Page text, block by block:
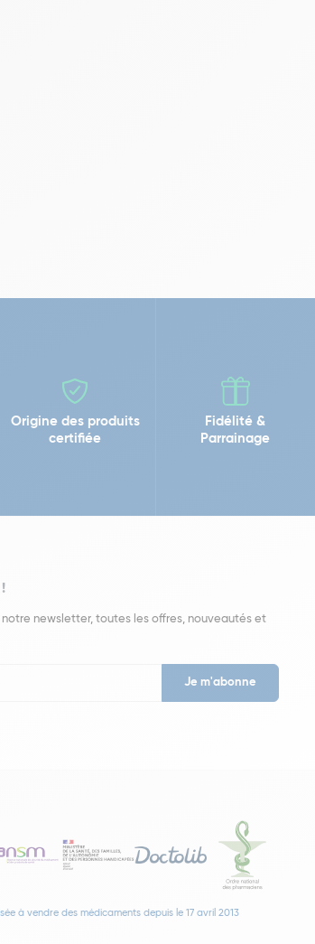
Origine des produits
certifiée
Fidélité &
Parrainage
newsletter, toutes les offres, nouveautés et
à vendre des médicaments depuis le 17 avril 2013